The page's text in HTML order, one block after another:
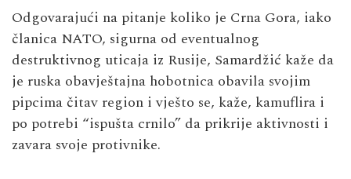
Odgovarajući na pitanje koliko je Crna Gora, iako
članica NATO, sigurna od eventualnog
destruktivnog uticaja iz Rusije, Samardžić kaže da
je ruska obavještajna hobotnica obavila svojim
pipcima čitav region i vješto se, kaže, kamuflira i
po potrebi “ispušta crnilo” da prikrije aktivnosti i
zavara svoje protivnike.